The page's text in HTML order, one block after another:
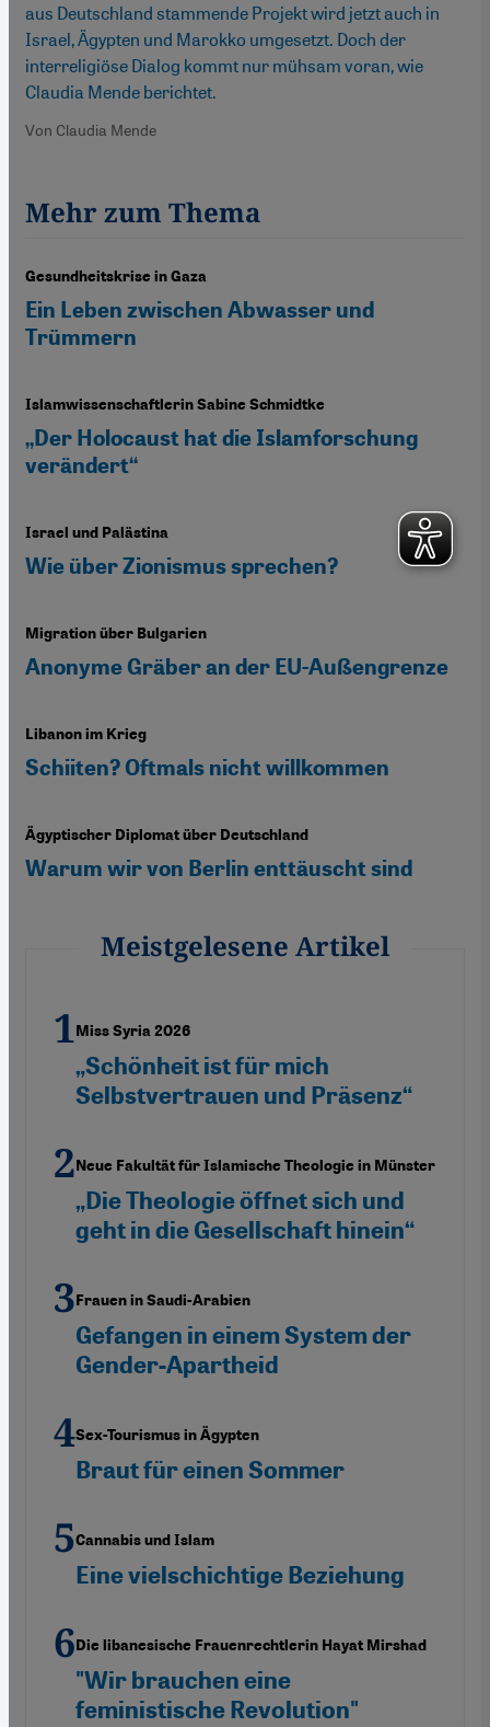
aus Deutschland stammende Projekt wird jetzt auch in
Israel, Ägypten und Marokko umgesetzt. Doch der
interreligiöse Dialog kommt nur mühsam voran, wie
Claudia Mende berichtet.
Von Claudia Mende
Mehr zum Thema
Gesundheitskrise in Gaza
Ein Leben zwischen Abwasser und
Trümmern
Islamwissenschaftlerin Sabine Schmidtke
„Der Holocaust hat die Islamforschung
verändert“
Israel und Palästina
Wie über Zionismus sprechen?
Migration über Bulgarien
Anonyme Gräber an der EU-Außengrenze
Libanon im Krieg
Schiiten? Oftmals nicht willkommen
Ägyptischer Diplomat über Deutschland
Warum wir von Berlin enttäuscht sind
Meistgelesene Artikel
Miss Syria 2026
„Schönheit ist für mich
Selbstvertrauen und Präsenz“
Neue Fakultät für Islamische Theologie in Münster
„Die Theologie öffnet sich und
geht in die Gesellschaft hinein“
Frauen in Saudi-Arabien
Gefangen in einem System der
Gender-Apartheid
Sex-Tourismus in Ägypten
Braut für einen Sommer
Cannabis und Islam
Eine vielschichtige Beziehung
Die libanesische Frauenrechtlerin Hayat Mirshad
"Wir brauchen eine
feministische Revolution"